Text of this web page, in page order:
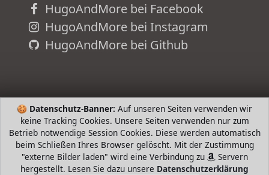
🍪 Datenschutz-Banner: Auf unseren Seiten verwenden wir
keine Tracking Cookies. Unsere Seiten verwenden nur zum
Betrieb notwendige Session Cookies. Diese werden automatisch
beim Schließen Ihres Browser gelöscht. Mit der Zustimmung
"externe Bilder laden" wird eine Verbindung zu
Servern
hergestellt. Lesen Sie dazu unsere Datenschutzerklärung
HugoAndMore bei Facebook
HugoAndMore bei Instagram
HugoAndMore bei Github